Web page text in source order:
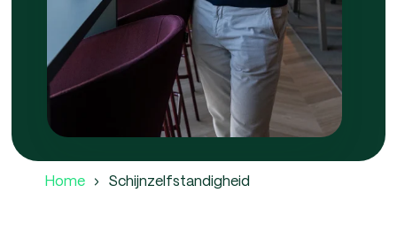
Home Schijnzelfstandigheid